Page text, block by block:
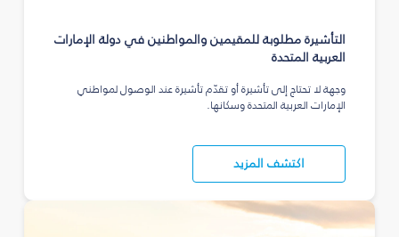
التأشيرة مطلوبة للمقيمين والمواطنين في دولة الإمارات
العربية المتحدة
وجهة لا تحتاج إلى تأشيرة أو تقدّم تأشيرة عند الوصول لمواطني
الإمارات العربية المتحدة وسكانها.
اكتشف المزيد